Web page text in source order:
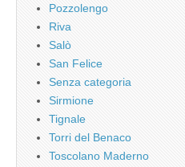
Pozzolengo
Riva
Salò
San Felice
Senza categoria
Sirmione
Tignale
Torri del Benaco
Toscolano Maderno